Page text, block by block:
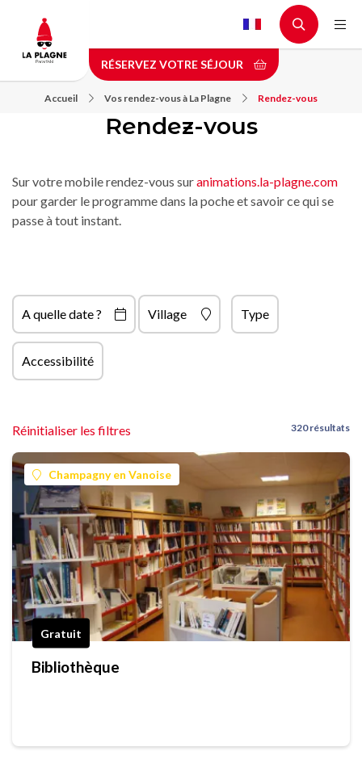
contenu
principal
RÉSERVEZ VOTRE SÉJOUR
Accueil Vos rendez-vous à La Plagne Rendez-vous
Rendez-vous
Sur votre mobile rendez-vous suranimations.la-plagne.com
pour garder le programme dans la poche et savoir ce qui se
passe à tout instant.
A quelle date ? Village Type
Accessibilité
Réinitialiser les filtres 320 résultats
Champagny en Vanoise
Gratuit
Bibliothèque